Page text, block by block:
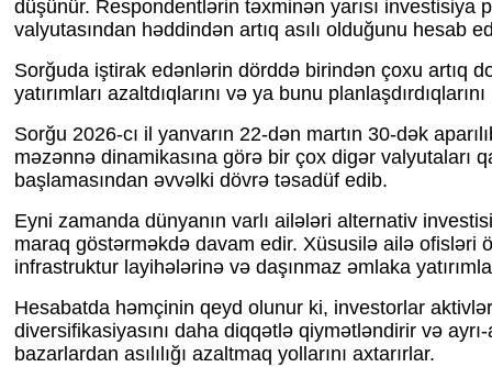
düşünür. Respondentlərin təxminən yarısı investisiya
valyutasından həddindən artıq asılı olduğunu hesab
Sorğuda iştirak edənlərin dörddə birindən çoxu artıq
yatırımları azaltdıqlarını və ya bunu
Sorğu 2026-cı il yanvarın 22-dən martın 30-dək
məzənnə dinamikasına görə bir çox digər valyutaları
başlamasından əvvəlki dövrə təsadüf edib.
Eyni zamanda dünyanın varlı ailələri alternativ
maraq göstərməkdə davam edir. Xüsusilə ailə ofisləri
infrastruktur layihələrinə və daşınmaz əmlaka
Hesabatda həmçinin qeyd olunur ki, investorlar
diversifikasiyasını daha diqqətlə qiymətləndirir və
bazarlardan asılılığı azaltmaq yollarını axtarırlar.